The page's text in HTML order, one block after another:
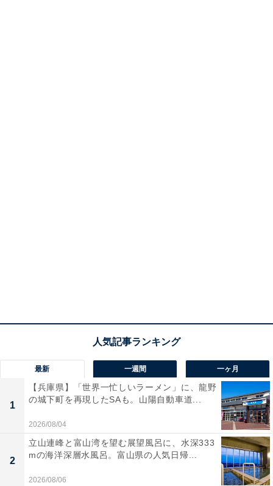
最新 一週間 一ヶ月
1
【兵庫県】「世界一忙しいラーメン」に、龍野
の城下町を再現したSAも。山陽自動車道...
2026/08/04
2
立山連峰と富山湾を望む展望風呂に、水深333
mの海洋深層水風呂。富山県の人気日帰...
2026/08/06